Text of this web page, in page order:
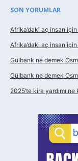
SON YORUMLAR
Afrika’daki aç insan
Afrika’daki aç insan
Gülbank ne demek
Gülbank ne demek
2025’te kira yardımı